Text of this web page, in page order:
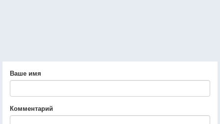
Ваше имя
Комментарий